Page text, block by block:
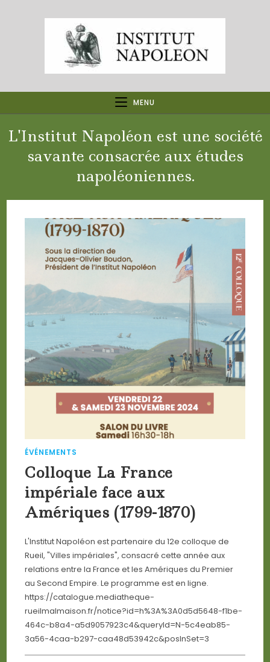
MENU
L'Institut Napoléon est une société
savante consacrée aux études
napoléoniennes.
ÉVÉNEMENTS
Colloque La France
impériale face aux
Amériques (1799-1870)
L'Institut Napoléon est partenaire du 12e colloque de
Rueil, "Villes impériales", consacré cette année aux
relations entre la France et les Amériques du Premier
au Second Empire. Le programme est en ligne.
https://catalogue.mediatheque-
rueilmalmaison.fr/notice?id=h%3A%3A0d5d5648-f1be-
464c-b8a4-a5d9057923c4&queryId=N-5c4eab85-
3a56-4caa-b297-caa48d53942c&posInSet=3